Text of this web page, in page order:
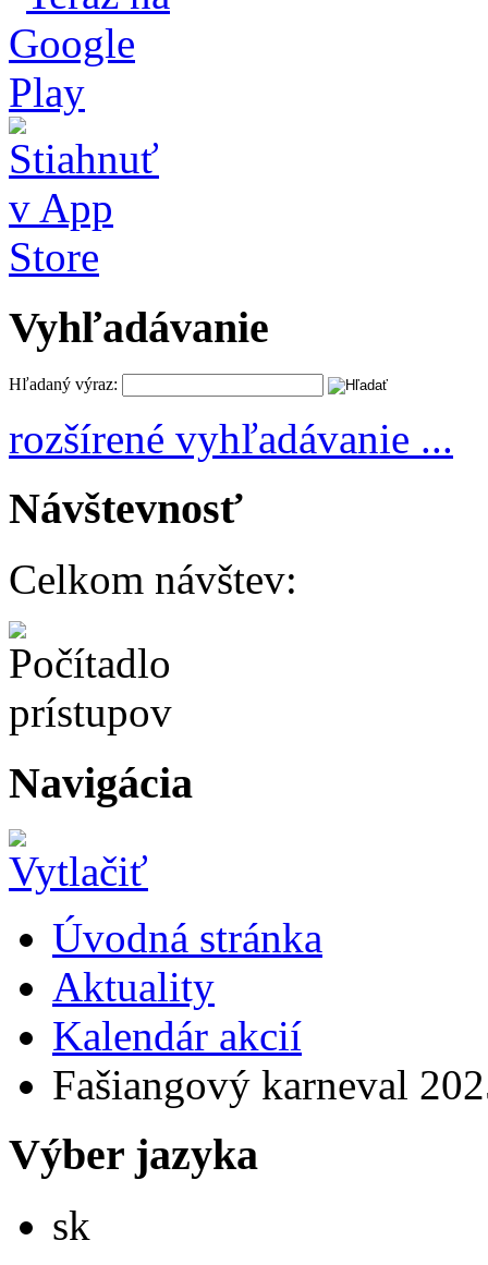
Vyhľadávanie
Hľadaný výraz:
rozšírené vyhľadávanie ...
Návštevnosť
Celkom návštev:
Navigácia
Úvodná stránka
Aktuality
Kalendár akcií
Fašiangový karneval
Výber jazyka
sk